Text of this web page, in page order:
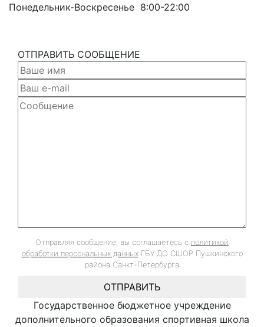
Понедельник-Воскресенье 8:00-22:00
ОТПРАВИТЬ СООБЩЕНИЕ
Отправляя сообщение, вы соглашаетесь с политикой
обработки персональных данныхГБУ ДО СШОР Пушкинского
района Санкт-Петербурга
ОТПРАВИТЬ
Государственное бюджетное учреждение
дополнительного образования спортивная школа